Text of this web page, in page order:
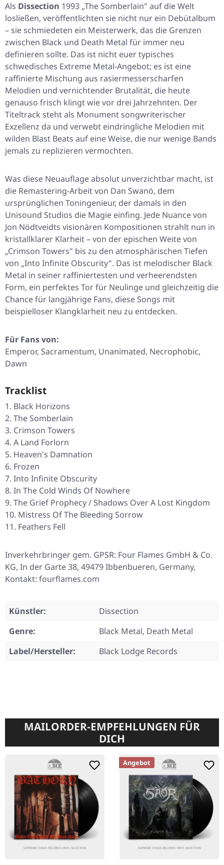
Als Dissection 1993 „The Somberlain" auf die Welt
losließen, veröffentlichten sie nicht nur ein Debütalbum
– sie schmiedeten ein Meisterwerk, das die Grenzen
zwischen Black und Death Metal für immer neu
definieren sollte. Das ist nicht euer typisches
schwedisches Extreme Metal-Angebot; es ist eine
raffinierte Mischung aus rasiermesserscharfen
Melodien und vernichtender Brutalität, die heute
genauso frisch klingt wie vor drei Jahrzehnten. Der
Titeltrack steht als Monument songwriterischer
Exzellenz da und verwebt eindringliche Melodien mit
wilden Blast Beats auf eine Weise, die nur wenige Bands
jemals zu replizieren vermochten.
Was diese Neuauflage absolut unverzichtbar macht, ist
die Remastering-Arbeit von Dan Swanö, dem
ursprünglichen Toningenieur, der damals in den
Unisound Studios die Magie einfing. Jede Nuance von
Jon Nödtveidts visionären Kompositionen strahlt nun in
kristallklarer Klarheit – von der epischen Weite von
„Crimson Towers" bis zu den atmosphärischen Tiefen
von „Into Infinite Obscurity". Das ist melodischer Black
Metal in seiner raffiniertesten und verheerendsten
Form, ein perfektes Tor für Neulinge und gleichzeitig die
Chance für langjährige Fans, diese Songs mit
beispielloser Klangklarheit neu zu entdecken.
Für Fans von:
Emperor, Sacramentum, Unanimated, Necrophobic,
Dawn
Tracklist
Black Horizons
The Somberlain
Crimson Towers
A Land Forlorn
Heaven's Damnation
Frozen
Into Infinite Obscurity
In The Cold Winds Of Nowhere
The Grief Prophecy / Shadows Over A Lost Kingdom
Mistress Of The Bleeding Sorrow
Feathers Fell
Inverkehrbringer gem. GPSR: Four Flames GmbH & Co.
KG, In der Garte 38, 49479 Ibbenbueren, Germany,
Kontakt: fourflames.com
Künstler:
Dissection
Genre:
Black Metal, Death Metal
Label/Hersteller:
Black Lodge Records
MAILORDER-EMPFEHLUNGEN FÜR
DICH
Angebot